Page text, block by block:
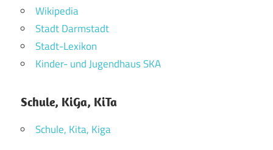
Wikipedia
Stadt Darmstadt
Stadt-Lexikon
Kinder- und Jugendhaus SKA
Schule, KiGa, KiTa
Schule, Kita, Kiga